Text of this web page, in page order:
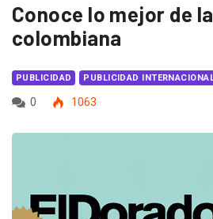
Conoce lo mejor de
colombiana
PUBLICIDAD PUBLICIDAD
0
1063